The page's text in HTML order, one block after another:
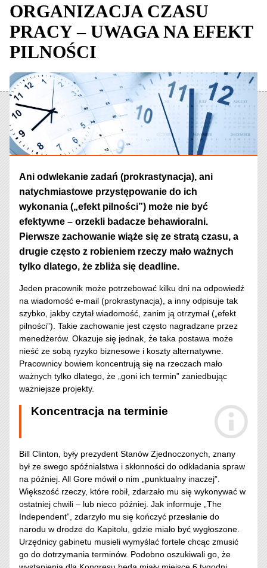
ORGANIZACJA CZASU
PRACY – UWAGA NA EFEKT
PILNOŚCI
Ani odwlekanie zadań (prokrastynacja), ani
natychmiastowe przystępowanie do ich
wykonania („efekt pilności”) może nie być
efektywne – orzekli badacze behawioralni.
Pierwsze zachowanie wiąże się ze stratą czasu, a
drugie często z robieniem rzeczy mało ważnych
tylko dlatego, że zbliża się deadline.
Jeden pracownik może potrzebować kilku dni na odpowiedź
na wiadomość e-mail (prokrastynacja), a inny odpisuje tak
szybko, jakby czytał wiadomość, zanim ją otrzymał („efekt
pilności”). Takie zachowanie jest często nagradzane przez
menedżerów. Okazuje się jednak, że taka postawa może
nieść ze sobą ryzyko biznesowe i koszty alternatywne.
Pracownicy bowiem koncentrują się na rzeczach mało
ważnych tylko dlatego, że „goni ich termin” zaniedbując
ważniejsze projekty.
Koncentracja na terminie
Bill Clinton, były prezydent Stanów Zjednoczonych, znany
był ze swego spóźnialstwa i skłonności do odkładania spraw
na później. All Gore mówił o nim „punktualny inaczej”.
Większość rzeczy, które robił, zdarzało mu się wykonywać w
ostatniej chwili – lub nieco później. Jak informuje „The
Independent”, zdarzyło mu się kończyć przesłanie do
narodu w drodze do Kapitolu, gdzie miało być wygłoszone.
Urzędnicy gabinetu musieli wymyślać fortele chcąc zmusić
go do dotrzymania terminów. Podobno oszukiwali go, że